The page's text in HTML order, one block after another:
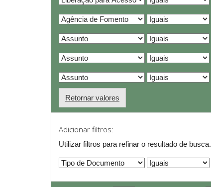
Retornar valores
Adicionar filtros:
Utilizar filtros para refinar o resultado de busca.